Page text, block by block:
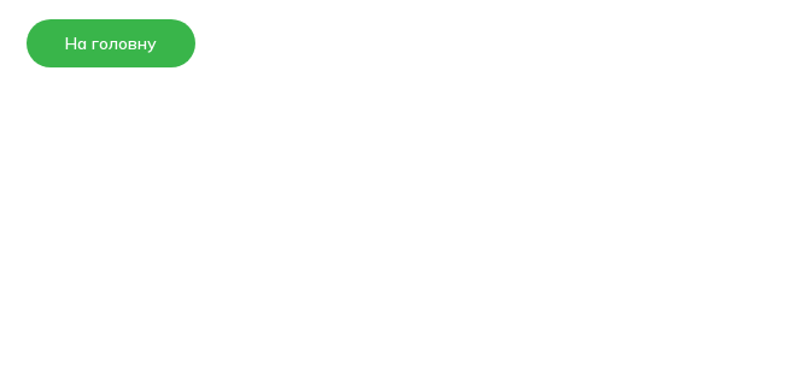
На головну